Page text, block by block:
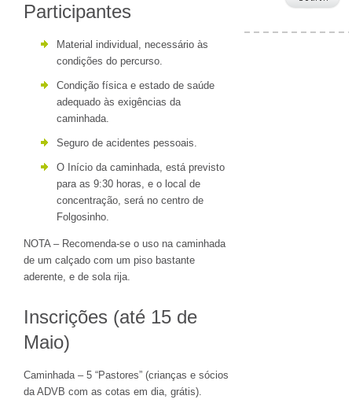
Participantes
Material individual, necessário às
condições do percurso.
Condição física e estado de saúde
adequado às exigências da
caminhada.
Seguro de acidentes pessoais.
O Início da caminhada, está previsto
para as 9:30 horas, e o local de
concentração, será no centro de
Folgosinho.
NOTA – Recomenda-se o uso na caminhada
de um calçado com um piso bastante
aderente, e de sola rija.
Inscrições (até 15 de
Maio)
Caminhada – 5 “Pastores” (crianças e sócios
da ADVB com as cotas em dia, grátis).